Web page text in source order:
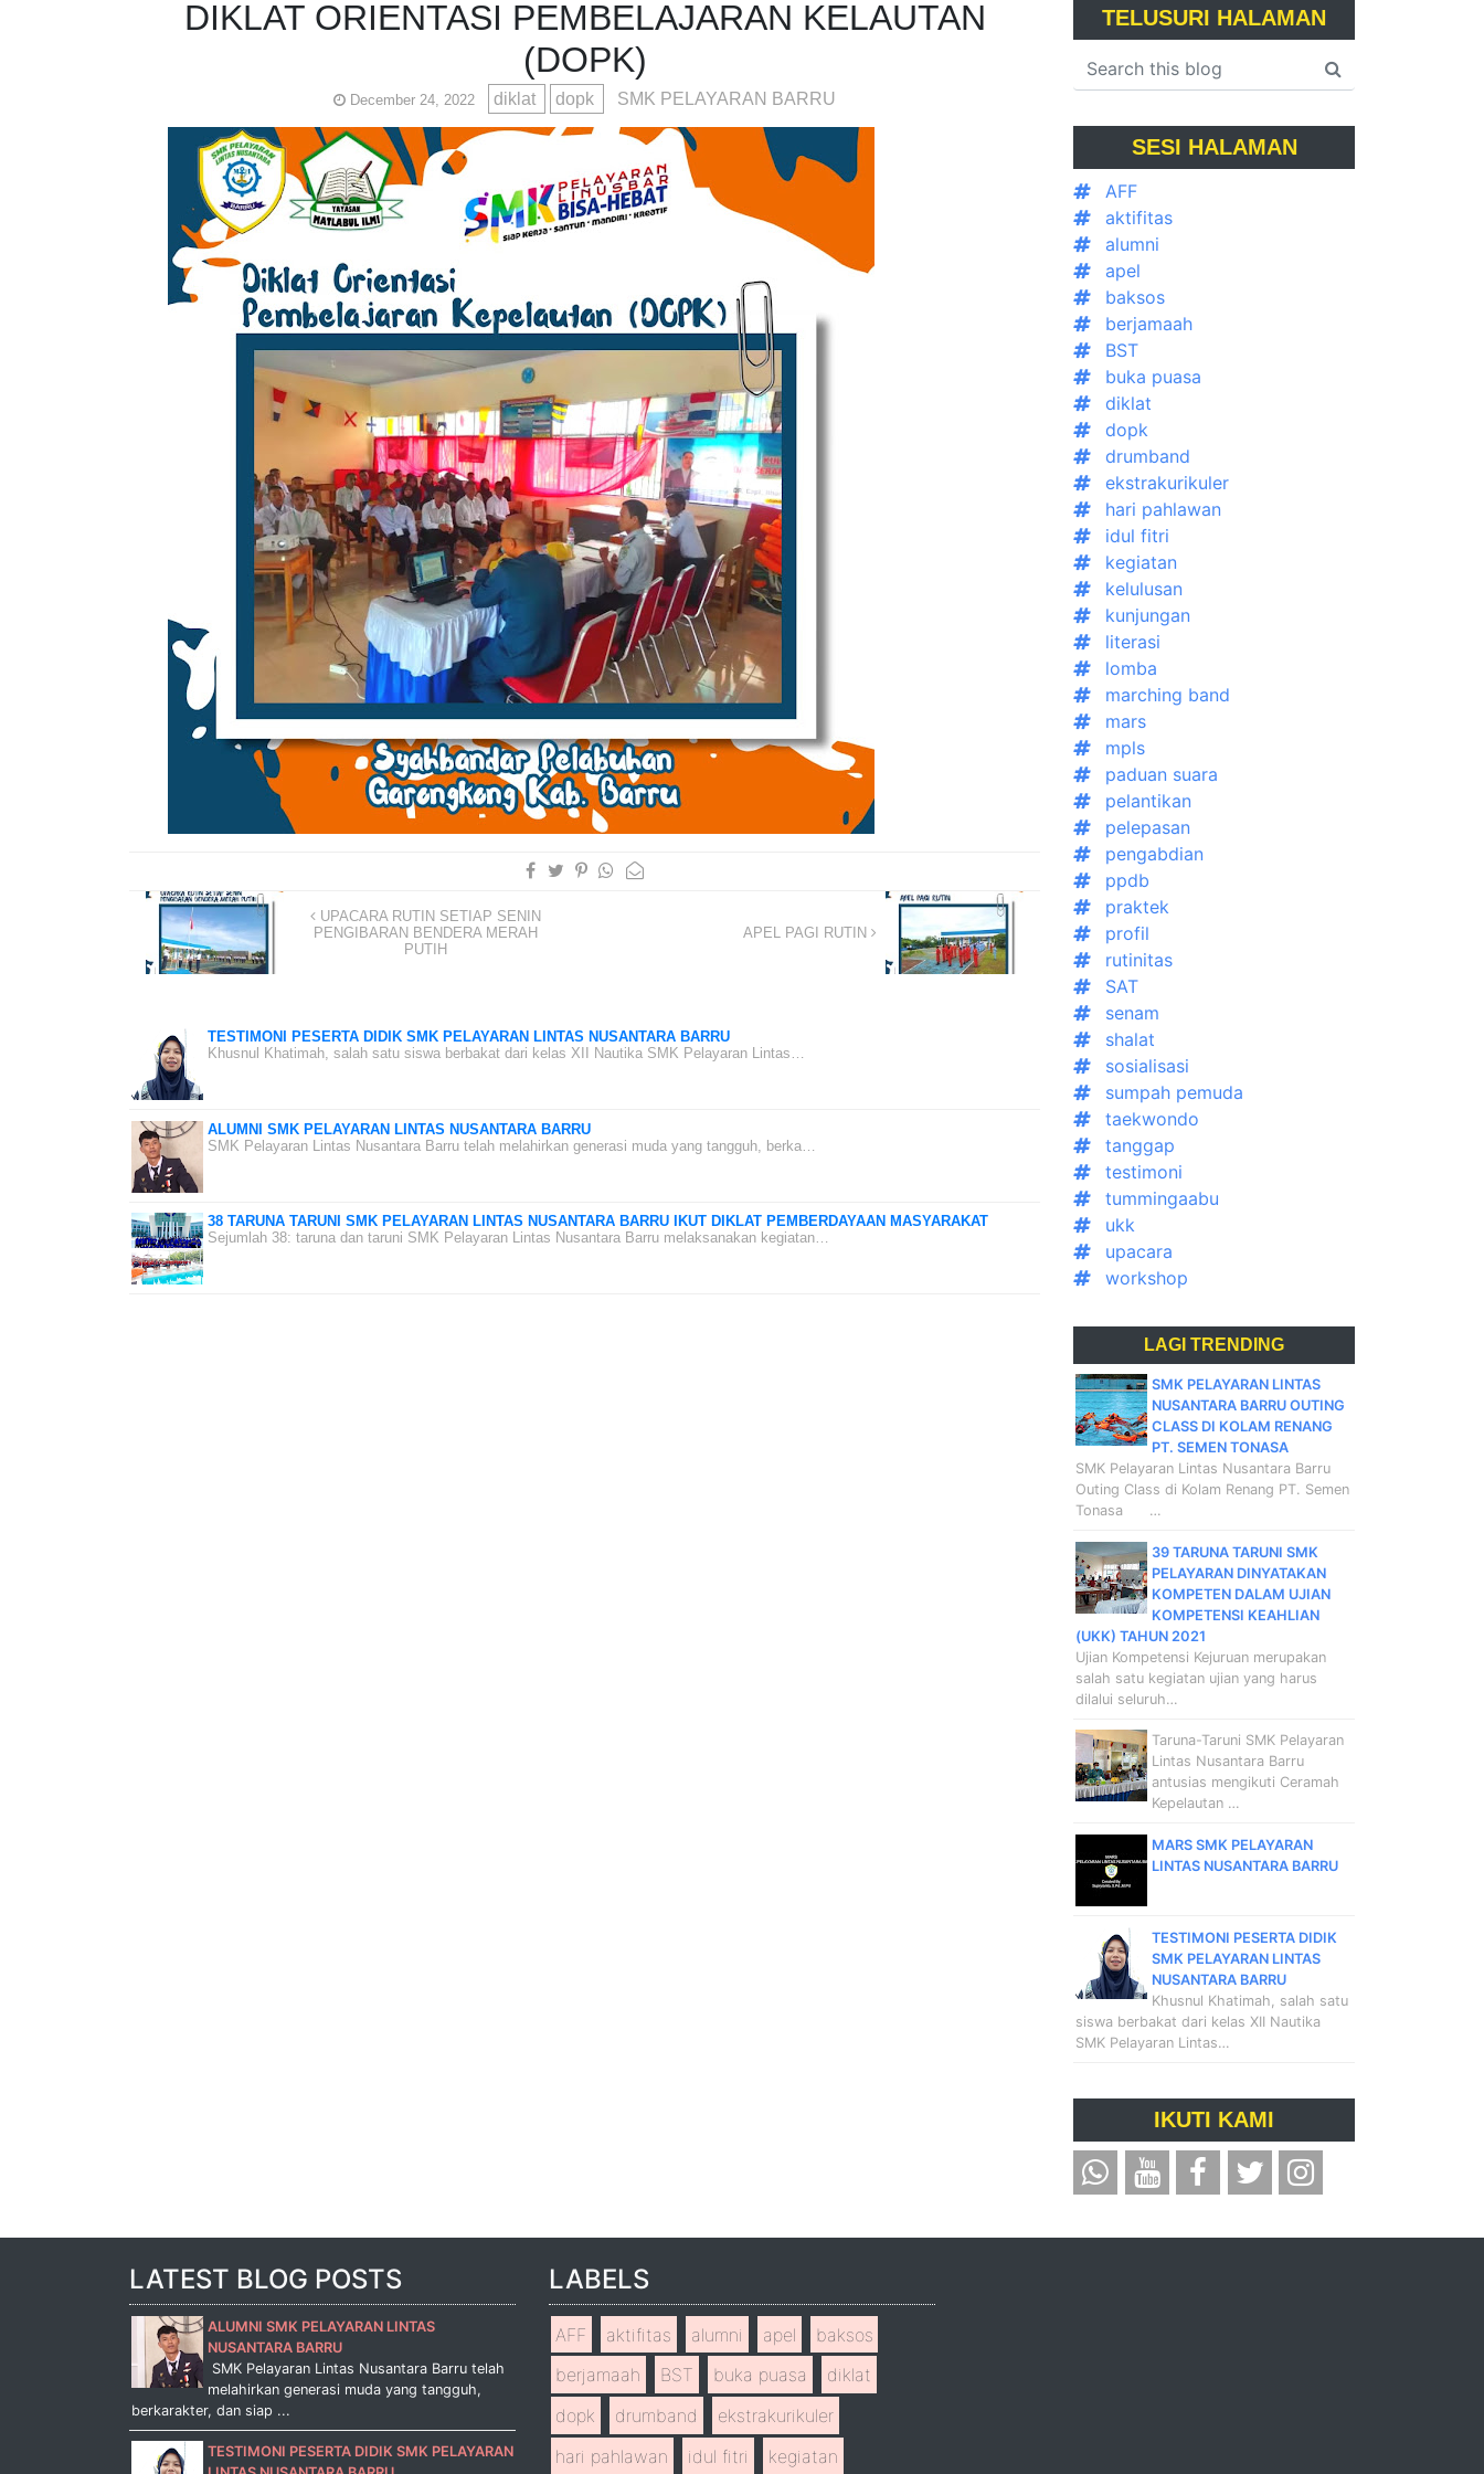
DIKLAT ORIENTASI PEMBELAJARAN KELAUTAN
(DOPK)
December 24, 2022 diklat dopk SMK PELAYARAN BARRU
UPACARA RUTIN SETIAP SENIN
PENGIBARAN BENDERA MERAH
PUTIH
APEL PAGI RUTIN
TESTIMONI PESERTA DIDIK SMK PELAYARAN LINTAS NUSANTARA BARRU
Khusnul Khatimah, salah satu siswa berbakat dari kelas XII Nautika SMK Pelayaran Lintas…
ALUMNI SMK PELAYARAN LINTAS NUSANTARA BARRU
SMK Pelayaran Lintas Nusantara Barru telah melahirkan generasi muda yang tangguh, berka…
38 TARUNA TARUNI SMK PELAYARAN LINTAS NUSANTARA BARRU IKUT DIKLAT PEMBERDAYAAN MASYARAKAT
Sejumlah 38: taruna dan taruni SMK Pelayaran Lintas Nusantara Barru melaksanakan kegiatan…
TELUSURI HALAMAN
SESI HALAMAN
AFF
aktifitas
alumni
apel
baksos
berjamaah
BST
buka puasa
diklat
dopk
drumband
ekstrakurikuler
hari pahlawan
idul fitri
kegiatan
kelulusan
kunjungan
literasi
lomba
marching band
mars
mpls
paduan suara
pelantikan
pelepasan
pengabdian
ppdb
praktek
profil
rutinitas
SAT
senam
shalat
sosialisasi
sumpah pemuda
taekwondo
tanggap
testimoni
tummingaabu
ukk
upacara
workshop
LAGI TRENDING
SMK PELAYARAN LINTAS
NUSANTARA BARRU OUTING
CLASS DI KOLAM RENANG
PT. SEMEN TONASA
SMK Pelayaran Lintas Nusantara Barru
Outing Class di Kolam Renang PT. Semen
Tonasa …
39 TARUNA TARUNI SMK
PELAYARAN DINYATAKAN
KOMPETEN DALAM UJIAN
KOMPETENSI KEAHLIAN
(UKK) TAHUN 2021
Ujian Kompetensi Kejuruan merupakan
salah satu kegiatan ujian yang harus
dilalui seluruh…
Taruna-Taruni SMK Pelayaran
Lintas Nusantara Barru
antusias mengikuti Ceramah
Kepelautan …
MARS SMK PELAYARAN
LINTAS NUSANTARA BARRU
TESTIMONI PESERTA DIDIK
SMK PELAYARAN LINTAS
NUSANTARA BARRU
Khusnul Khatimah, salah satu
siswa berbakat dari kelas XII Nautika
SMK Pelayaran Lintas…
IKUTI KAMI
LATEST BLOG POSTS
ALUMNI SMK PELAYARAN LINTAS
NUSANTARA BARRU
SMK Pelayaran Lintas Nusantara Barru telah
melahirkan generasi muda yang tangguh,
berkarakter, dan siap ...
TESTIMONI PESERTA DIDIK SMK PELAYARAN
LABELS
AFF aktifitas alumni apel
baksos
berjamaah
BST buka puasa
diklat
dopk
drumband
ekstrakurikuler
hari pahlawan
idul fitri kegiatan